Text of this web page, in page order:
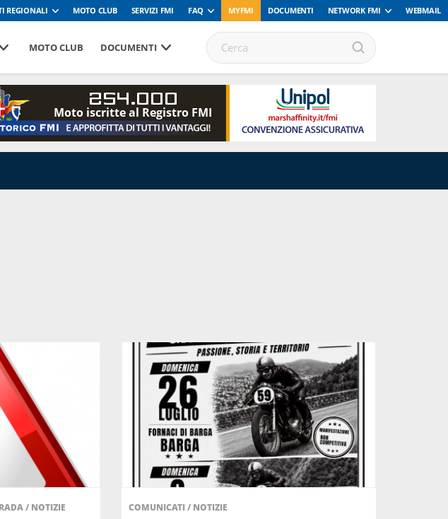
REGIONALI MOTO CLUB SERVIZI FMI FAQ MYFMI DOCUMENTI NETWORK FMI WEBMAIL
MOTO CLUB DOCUMENTI
254.000
Moto iscritte al Registro FMI
/ NOTIZIE COMUNICATI/ NOTIZIE